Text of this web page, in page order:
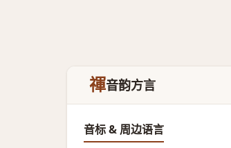
禈音韵方言
音标 & 周边语言